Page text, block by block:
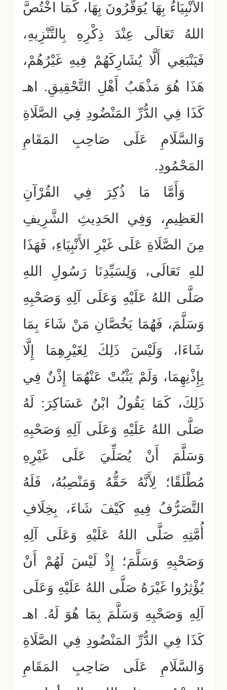
الأَنْبِيَاءُ بِهَا يُوَقَّرُونَ بِهَا، كَمَا اخْتُصَّ
اللهُ تَعَالَى عِنْدَ ذِكْرِهِ بِالتَّنْزِيهِ،
فَيَنْبَغِي أَلَّا يُشَارِكَهُمْ فِيهِ غَيْرُهُمْ،
هَذَا هُوَ مَذْهَبُ أَهْلِ التَّحْقِيقِ. اهـ
كَذَا فِي الدُّرِّ المَنْضُودِ فِي الصَّلَاةِ
وَالسَّلَامِ عَلَى صَاحِبِ المَقَامِ
المَحْمُودِ.
وَأَمَّا مَا ذُكِرَ فِي القُرْآنِ
العَظِيمِ، وَفِي الحَدِيثِ الشَّرِيفِ
مِنَ الصَّلَاةِ عَلَى غَيْرِ الأَنْبِيَاءِ، فَهَذَا
للهِ تَعَالَى، وَلِسَيِّدِنَا رَسُولِ اللهِ
صَلَّى اللهُ عَلَيْهِ وَعَلَى آلِهِ وَصَحْبِهِ
وَسَلَّمَ، فَهُمَا يَخُصَّانِ مَنْ شَاءَ بِمَا
شَاءَا، وَلَيْسَ ذَلِكَ لِغَيْرِهِمَا إِلَّا
بِإِذْنِهِمَا، وَلَمْ يَثْبُتْ عَنْهُمَا إِذْنٌ فِي
ذَلِكَ، كَمَا يَقُولُ ابْنُ عَسَاكِرَ: لَهُ
صَلَّى اللهُ عَلَيْهِ وَعَلَى آلِهِ وَصَحْبِهِ
وَسَلَّمَ أَنْ يُصَلِّيَ عَلَى غَيْرِهِ
مُطْلَقًا؛ لِأَنَّهُ حَقُّهُ وَمَنْصِبُهُ، فَلَهُ
التَّصَرُّفُ فِيهِ كَيْفَ شَاءَ، بِخِلَافِ
أُمَّتِهِ صَلَّى اللهُ عَلَيْهِ وَعَلَى آلِهِ
وَصَحْبِهِ وَسَلَّمَ؛ إِذْ لَيْسَ لَهُمْ أَنْ
يُؤْثِرُوا غَيْرَهُ صَلَّى اللهُ عَلَيْهِ وَعَلَى
آلِهِ وَصَحْبِهِ وَسَلَّمَ بِمَا هُوَ لَهُ. اهـ
كَذَا فِي الدُّرِّ المَنْضُودِ فِي الصَّلَاةِ
وَالسَّلَامِ عَلَى صَاحِبِ المَقَامِ